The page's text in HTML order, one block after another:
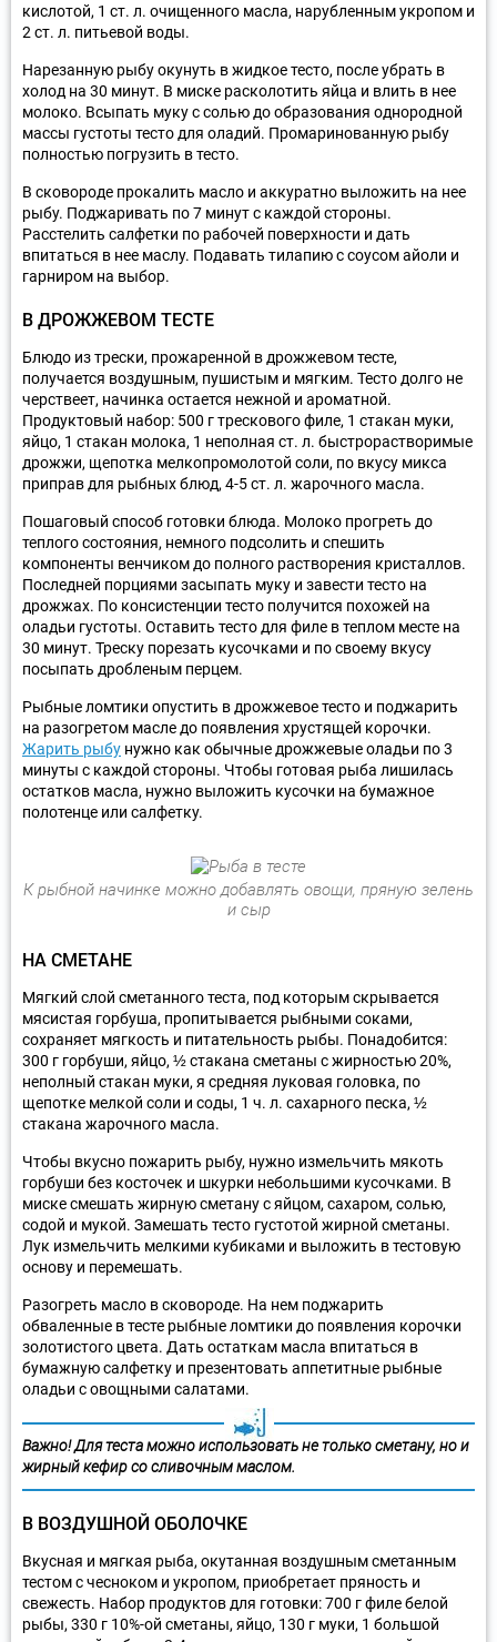
кислотой, 1 ст. л. очищенного масла, нарубленным укропом и
2 ст. л. питьевой воды.
Нарезанную рыбу окунуть в жидкое тесто, после убрать в
холод на 30 минут. В миске расколотить яйца и влить в нее
молоко. Всыпать муку с солью до образования однородной
массы густоты тесто для оладий. Промаринованную рыбу
полностью погрузить в тесто.
В сковороде прокалить масло и аккуратно выложить на нее
рыбу. Поджаривать по 7 минут с каждой стороны.
Расстелить салфетки по рабочей поверхности и дать
впитаться в нее маслу. Подавать тилапию с соусом айоли и
гарниром на выбор.
В ДРОЖЖЕВОМ ТЕСТЕ
Блюдо из трески, прожаренной в дрожжевом тесте,
получается воздушным, пушистым и мягким. Тесто долго не
черствеет, начинка остается нежной и ароматной.
Продуктовый набор: 500 г трескового филе, 1 стакан муки,
яйцо, 1 стакан молока, 1 неполная ст. л. быстрорастворимые
дрожжи, щепотка мелкопромолотой соли, по вкусу микса
приправ для рыбных блюд, 4-5 ст. л. жарочного масла.
Пошаговый способ готовки блюда. Молоко прогреть до
теплого состояния, немного подсолить и спешить
компоненты венчиком до полного растворения кристаллов.
Последней порциями засыпать муку и завести тесто на
дрожжах. По консистенции тесто получится похожей на
оладьи густоты. Оставить тесто для филе в теплом месте на
30 минут. Треску порезать кусочками и по своему вкусу
посыпать дробленым перцем.
Рыбные ломтики опустить в дрожжевое тесто и поджарить
на разогретом масле до появления хрустящей корочки.
Жарить рыбу нужно как обычные дрожжевые оладьи по 3
минуты с каждой стороны. Чтобы готовая рыба лишилась
остатков масла, нужно выложить кусочки на бумажное
полотенце или салфетку.
К рыбной начинке можно добавлять овощи, пряную зелень
и сыр
НА СМЕТАНЕ
Мягкий слой сметанного теста, под которым скрывается
мясистая горбуша, пропитывается рыбными соками,
сохраняет мягкость и питательность рыбы. Понадобится:
300 г горбуши, яйцо, ½ стакана сметаны с жирностью 20%,
неполный стакан муки, я средняя луковая головка, по
щепотке мелкой соли и соды, 1 ч. л. сахарного песка, ½
стакана жарочного масла.
Чтобы вкусно пожарить рыбу, нужно измельчить мякоть
горбуши без косточек и шкурки небольшими кусочками. В
миске смешать жирную сметану с яйцом, сахаром, солью,
содой и мукой. Замешать тесто густотой жирной сметаны.
Лук измельчить мелкими кубиками и выложить в тестовую
основу и перемешать.
Разогреть масло в сковороде. На нем поджарить
обваленные в тесте рыбные ломтики до появления корочки
золотистого цвета. Дать остаткам масла впитаться в
бумажную салфетку и презентовать аппетитные рыбные
оладьи с овощными салатами.
Важно!Для теста можно использовать не только сметану, но и
жирный кефир со сливочным маслом.
В ВОЗДУШНОЙ ОБОЛОЧКЕ
Вкусная и мягкая рыба, окутанная воздушным сметанным
тестом с чесноком и укропом, приобретает пряность и
свежесть. Набор продуктов для готовки: 700 г филе белой
рыбы, 330 г 10%-ой сметаны, яйцо, 130 г муки, 1 большой